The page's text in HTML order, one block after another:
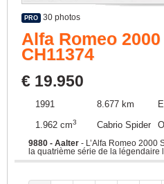
PRO 30 photos
Alfa Romeo
CH11374
€ 19.950
1991 8.677 km
1.962 cm3 Cabrio Spider
9880 - Aalter - L’Alfa Romeo 2000
la quatrième série de la légendaire